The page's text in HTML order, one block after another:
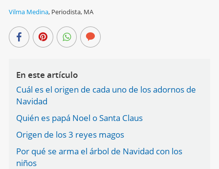
Vilma Medina, Periodista, MA
En este artículo
Cuál es el origen de cada uno de los adornos de
Navidad
Quién es papá Noel o Santa Claus
Origen de los 3 reyes magos
Por qué se arma el árbol de Navidad con los
niños